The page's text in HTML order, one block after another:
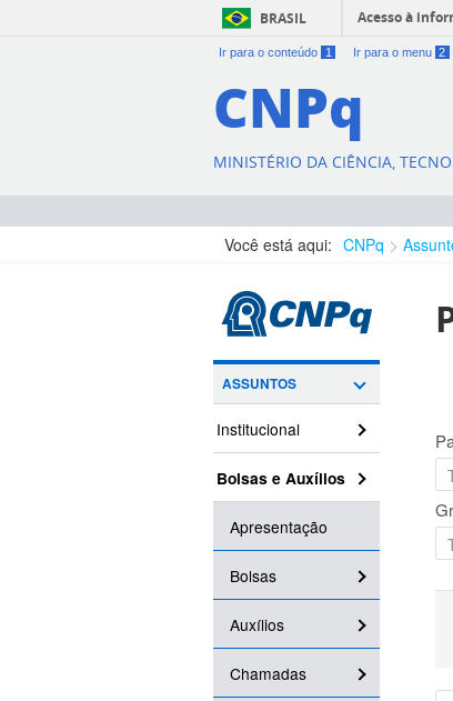
BRASIL Acesso à
Ir para o conteúdo 1 Ir para o menu 2
CNPq
MINISTÉRIO DA CIÊNCIA,
Você está aqui: CNPq
ASSUNTOS
Institucional
Bolsas e Auxílios
Apresentação
Bolsas
Auxílios
Chamadas